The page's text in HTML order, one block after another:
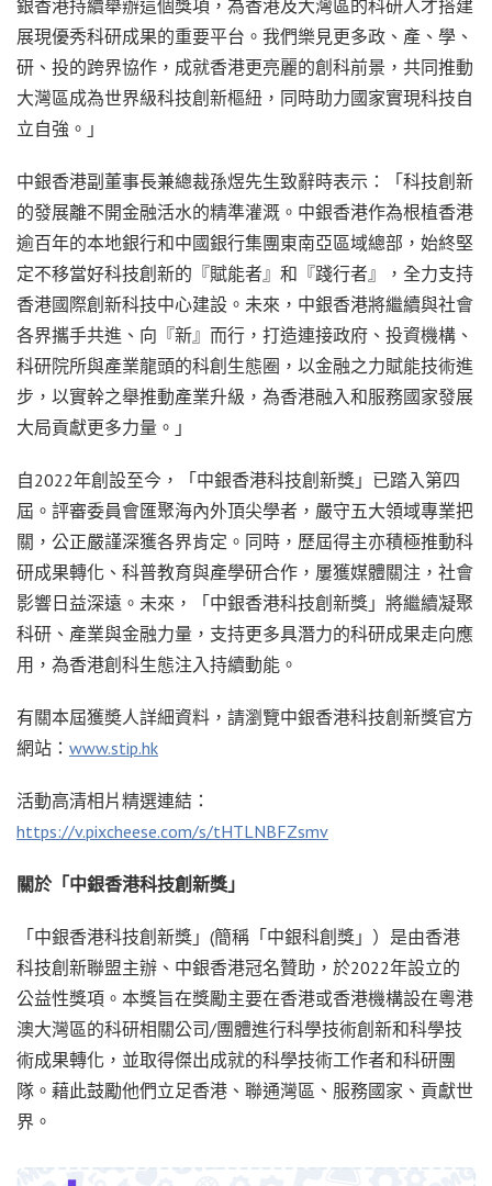
銀香港持續舉辦這個獎項，為香港及大灣區的科研人才搭建
展現優秀科研成果的重要平台。我們樂見更多政、產、學、
研、投的跨界協作，成就香港更亮麗的創科前景，共同推動
大灣區成為世界級科技創新樞紐，同時助力國家實現科技自
立自強。」
中銀香港副董事長兼總裁孫煜先生致辭時表示：「科技創新
的發展離不開金融活水的精準灌溉。中銀香港作為根植香港
逾百年的本地銀行和中國銀行集團東南亞區域總部，始終堅
定不移當好科技創新的『賦能者』和『踐行者』，全力支持
香港國際創新科技中心建設。未來，中銀香港將繼續與社會
各界攜手共進、向『新』而行，打造連接政府、投資機構、
科研院所與產業龍頭的科創生態圈，以金融之力賦能技術進
步，以實幹之舉推動產業升級，為香港融入和服務國家發展
大局貢獻更多力量。」
自2022年創設至今，「中銀香港科技創新獎」已踏入第四
屆。評審委員會匯聚海內外頂尖學者，嚴守五大領域專業把
關，公正嚴謹深獲各界肯定。同時，歷屆得主亦積極推動科
研成果轉化、科普教育與產學研合作，屢獲媒體關注，社會
影響日益深遠。未來，「中銀香港科技創新獎」將繼續凝聚
科研、產業與金融力量，支持更多具潛力的科研成果走向應
用，為香港創科生態注入持續動能。
有關本屆獲奬人詳細資料，請瀏覽中銀香港科技創新獎官方
網站： www.stip.hk
活動高清相片精選連結：
https://v.pixcheese.com/s/tHTLNBFZsmv
關於「中銀香港科技創新獎」
「中銀香港科技創新獎」(簡稱「中銀科創獎」）是由香港
科技創新聯盟主辦、中銀香港冠名贊助，於2022年設立的
公益性獎項。本獎旨在獎勵主要在香港或香港機構設在粵港
澳大灣區的科研相關公司/團體進行科學技術創新和科學技
術成果轉化，並取得傑出成就的科學技術工作者和科研團
隊。藉此鼓勵他們立足香港、聯通灣區、服務國家、貢獻世
界。